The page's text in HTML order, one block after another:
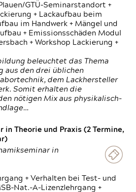
GTÜ-Seminarstandort +
+ Lackaufbau beim
im Handwerk + Mängel und
+ Emissionsschäden Modul
+ Workshop Lackierung +
beleuchtet das Thema
aus den drei üblichen
dem Lackhersteller
Somit erhalten die
nötigen Mix aus physikalisch-
in Theorie und Praxis (2 Termine,
in
+ Verhalten bei Test- und
Nat.-A-Lizenzlehrgang +